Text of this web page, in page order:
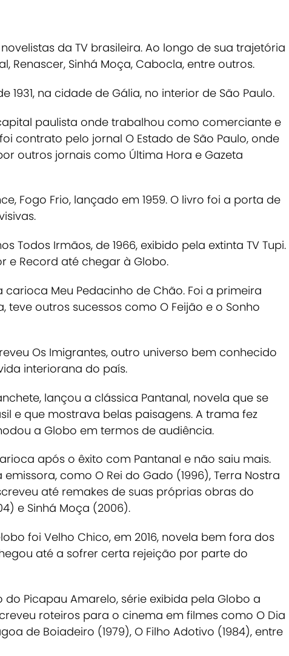
da TV brasileira. Ao longo de sua trajetória
, Renascer, Sinhá Moça, Cabocla, entre outros.
1931, na cidade de Gália, no interior de São Paulo.
paulista onde trabalhou como comerciante e
contrato pelo jornal O Estado de São Paulo, onde
outros jornais como Última Hora e Gazeta
Fogo Frio, lançado em 1959. O livro foi a porta de
Todos Irmãos, de 1966, exibido pela extinta TV Tupi.
e Record até chegar à Globo.
carioca Meu Pedacinho de Chão. Foi a primeira
teve outros sucessos como O Feijão e o Sonho
Os Imigrantes, outro universo bem conhecido
interiorana do país.
lançou a clássica Pantanal, novela que se
e que mostrava belas paisagens. A trama fez
a Globo em termos de audiência.
após o êxito com Pantanal e não saiu mais.
emissora, como O Rei do Gado (1996), Terra Nostra
até remakes de suas próprias obras do
e Sinhá Moça (2006).
foi Velho Chico, em 2016, novela bem fora dos
até a sofrer certa rejeição por parte do
do Picapau Amarelo, série exibida pela Globo a
roteiros para o cinema em filmes como O Dia
de Boiadeiro (1979), O Filho Adotivo (1984), entre